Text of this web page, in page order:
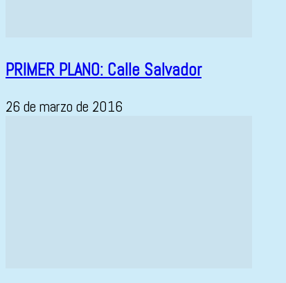
PRIMER PLANO: Calle Salvador
26 de marzo de 2016